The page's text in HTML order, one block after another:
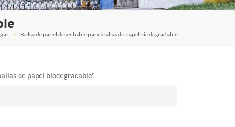
Bolsa de papel desechable para toallas de papel biodegradable
de papel biodegradable"